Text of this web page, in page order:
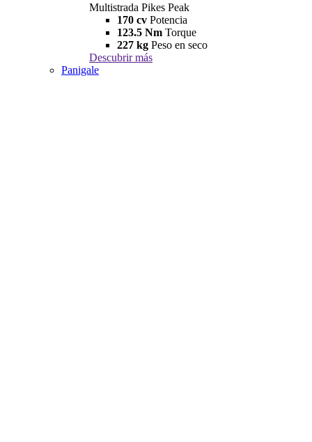
Multistrada Pikes Peak
170 cv Potencia
123.5 Nm Torque
227 kg Peso en seco
Descubrir más
Panigale